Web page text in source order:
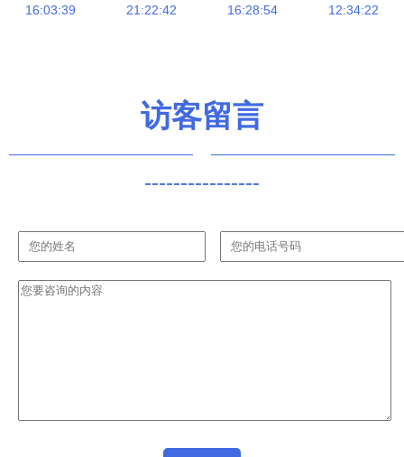
源，打造零
16:03:39
21:22:42
礼，开启互
16:28:54
觉魅力
12:34:22
访客留言
----------------